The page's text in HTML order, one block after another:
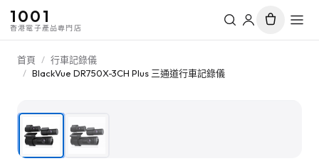
1001
香港電子產品專門店
首頁 / 行車記錄儀
/ BlackVue DR750X-3CH Plus 三通道行車記錄儀